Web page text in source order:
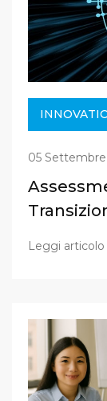
05
Leggi articolo